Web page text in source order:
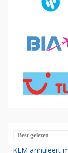
Best gelezen
KLM annuleert